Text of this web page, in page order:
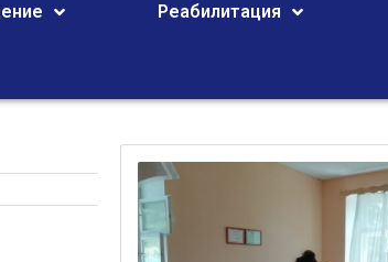
Реабилитация